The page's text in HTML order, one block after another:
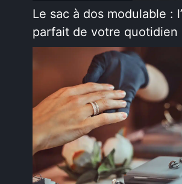
Le sac à dos modulable :
parfait de votre quotidien